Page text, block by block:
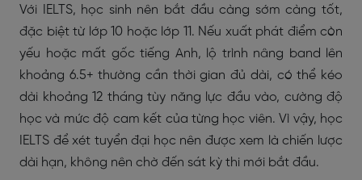
Với IELTS, học sinh nên bắt đầu càng sớm càng tốt,
đặc biệt từ lớp 10 hoặc lớp 11. Nếu xuất phát điểm còn
yếu hoặc mất gốc tiếng Anh, lộ trình nâng band lên
khoảng 6.5+ thường cần thời gian đủ dài, có thể kéo
dài khoảng 12 tháng tùy năng lực đầu vào, cường độ
học và mức độ cam kết của từng học viên. Vì vậy, học
IELTS để xét tuyển đại học nên được xem là chiến lược
dài hạn, không nên chờ đến sát kỳ thi mới bắt đầu.